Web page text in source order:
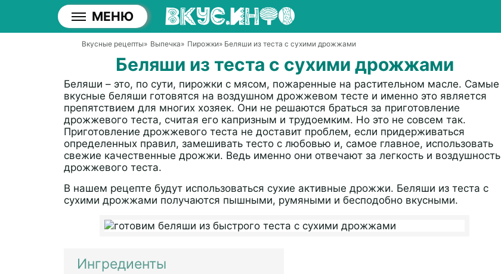
МЕНЮ
Вкусные рецепты» Выпечка» Пирожки» Беляши из теста с сухими дрожжами
Беляши из теста с сухими дрожжами
Беляши – это, по сути, пирожки с мясом, пожаренные на растительном масле. Самые
вкусные беляши готовятся на воздушном дрожжевом тесте и именно это является
препятствием для многих хозяек. Они не решаются браться за приготовление
дрожжевого теста, считая его капризным и трудоемким. Но это не совсем так.
Приготовление дрожжевого теста не доставит проблем, если придерживаться
определенных правил, замешивать тесто с любовью и, самое главное, использовать
свежие качественные дрожжи. Ведь именно они отвечают за легкость и воздушность
дрожжевого теста.
В нашем рецепте будут использоваться сухие активные дрожжи. Беляши из теста с
сухими дрожжами получаются пышными, румяными и бесподобно вкусными.
Ингредиенты